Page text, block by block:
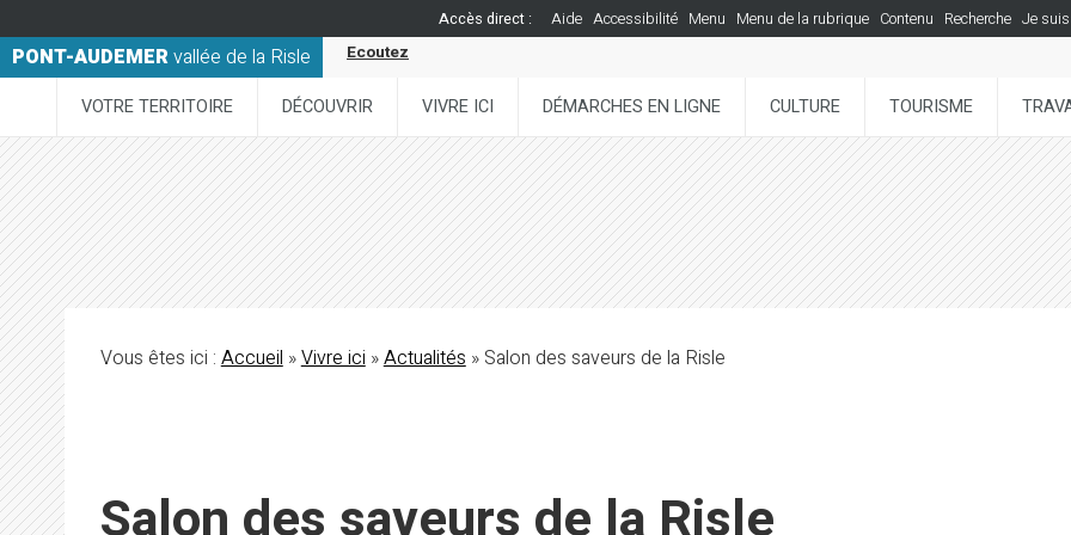
Accès direct : Aide Accessibilité Menu Menu de la rubrique Contenu Recherche Je suis
PONT-AUDEMERvallée de la Risle Ecoutez
VOTRE TERRITOIRE DÉCOUVRIR VIVRE ICI DÉMARCHES EN LIGNE CULTURE TOURISME
Vous êtes ici :Accueil»Vivre ici»Actualités» Salon des saveurs de la Risle